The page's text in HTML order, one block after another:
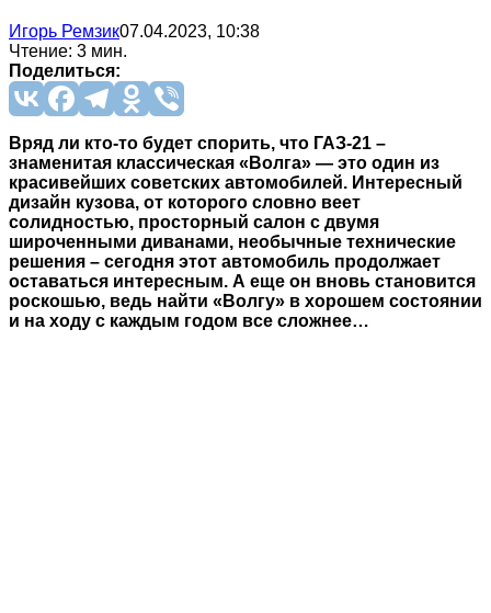
Игорь Ремзик07.04.2023, 10:38
Чтение: 3 мин.
Поделиться:
Вряд ли кто-то будет спорить, что ГАЗ-21 –
знаменитая классическая «Волга» — это один из
красивейших советских автомобилей. Интересный
дизайн кузова, от которого словно веет
солидностью, просторный салон с двумя
широченными диванами, необычные технические
решения – сегодня этот автомобиль продолжает
оставаться интересным. А еще он вновь становится
роскошью, ведь найти «Волгу» в хорошем состоянии
и на ходу с каждым годом все сложнее…